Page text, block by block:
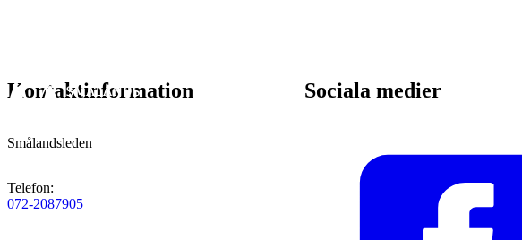
Kontaktinformation
Smålandsleden
Telefon:
072-2087905
Sociala medier